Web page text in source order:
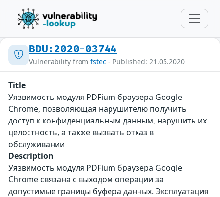
BDU:2020-03744
Vulnerability from fstec - Published: 21.05.2020
Title
Уязвимость модуля PDFium браузера Google
Chrome, позволяющая нарушителю получить
доступ к конфиденциальным данным, нарушить их
целостность, а также вызвать отказ в
обслуживании
Description
Уязвимость модуля PDFium браузера Google
Chrome связана с выходом операции за
допустимые границы буфера данных. Эксплуатация